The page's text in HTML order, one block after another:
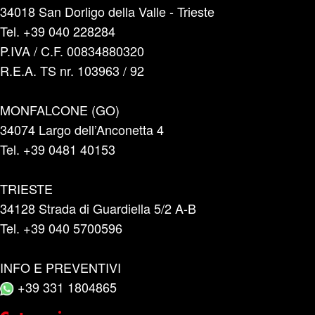
34018 San Dorligo della Valle - Trieste
Tel. +39 040 228284
P.IVA / C.F. 00834880320
R.E.A. TS nr. 103963 / 92
MONFALCONE (GO)
34074 Largo dell’Anconetta 4
Tel. +39 0481 40153
TRIESTE
34128 Strada di Guardiella 5/2 A-B
Tel. +39 040 5700596
INFO E PREVENTIVI
+39 331 1804865